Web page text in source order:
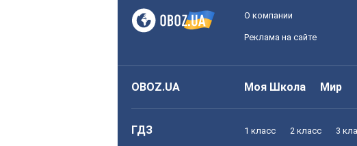
О компании
Реклама на сайте
OBOZ.UA Моя Школа Мир
ГДЗ 1 класс 2 класс 3